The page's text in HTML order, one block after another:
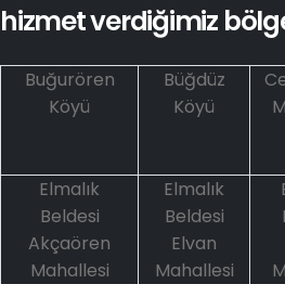
hizmet verdiğimiz
Buğurören
Köyü
Büğdüz
Köyü
Elmalık
Beldesi
Akçaören
Mahallesi
Elmalık
Beldesi
Elvan
Mahallesi